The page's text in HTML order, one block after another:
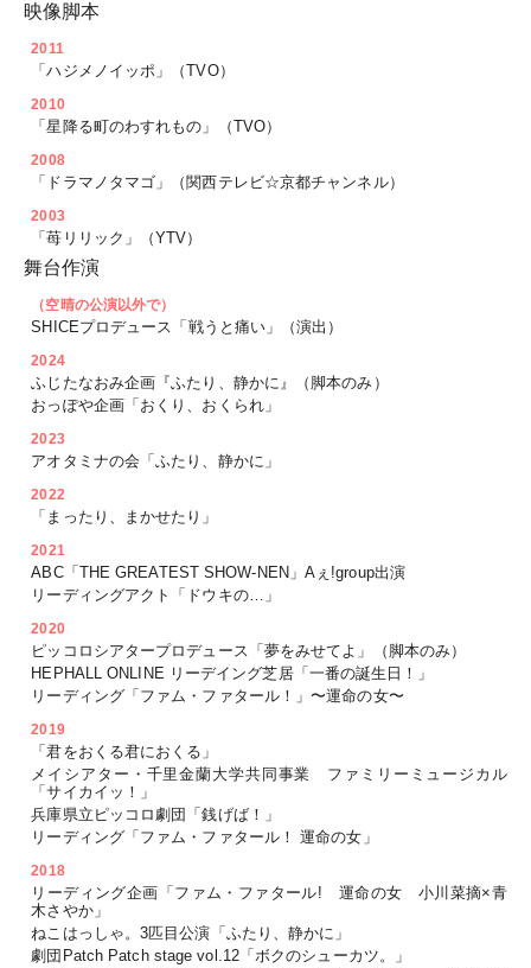
映像脚本
2011
「ハジメノイッポ」（TVO）
2010
「星降る町のわすれもの」（TVO）
2008
「ドラマノタマゴ」（関西テレビ☆京都チャンネル）
2003
「苺リリック」（YTV）
舞台作演
（空晴の公演以外で）
SHICEプロデュース「戦うと痛い」（演出）
2024
ふじたなおみ企画『ふたり、静かに』（脚本のみ）
おっぽや企画「おくり、おくられ」
2023
アオタミナの会「ふたり、静かに」
2022
「まったり、まかせたり」
2021
ABC「THE GREATEST SHOW-NEN」Aぇ!group出演
リーディングアクト「ドウキの…」
2020
ピッコロシアタープロデュース「夢をみせてよ」（脚本のみ）
HEPHALL ONLINE リーデイング芝居「一番の誕生日！」
リーディング「ファム・ファタール！」〜運命の女〜
2019
「君をおくる君におくる」
メイシアター・千里金蘭大学共同事業 ファミリーミュージカル
「サイカイッ！」
兵庫県立ピッコロ劇団「銭げば！」
リーディング「ファム・ファタール！ 運命の女」
2018
リーディング企画「ファム・ファタール! 運命の女 小川菜摘×青
木さやか」
ねこはっしゃ。3匹目公演「ふたり、静かに」
劇団Patch Patch stage vol.12「ボクのシューカツ。」